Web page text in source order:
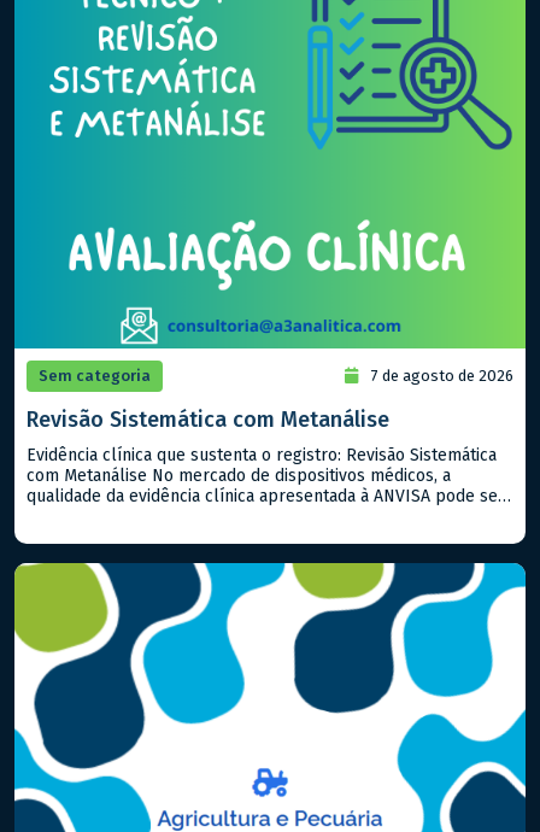
Sem categoria 7 de agosto de 2026
Revisão Sistemática com Metanálise
Evidência clínica que sustenta o registro: Revisão Sistemática
com Metanálise No mercado de dispositivos médicos, a
qualidade da evidência clínica apresentada à ANVISA pode ser
Metanálise é a […]